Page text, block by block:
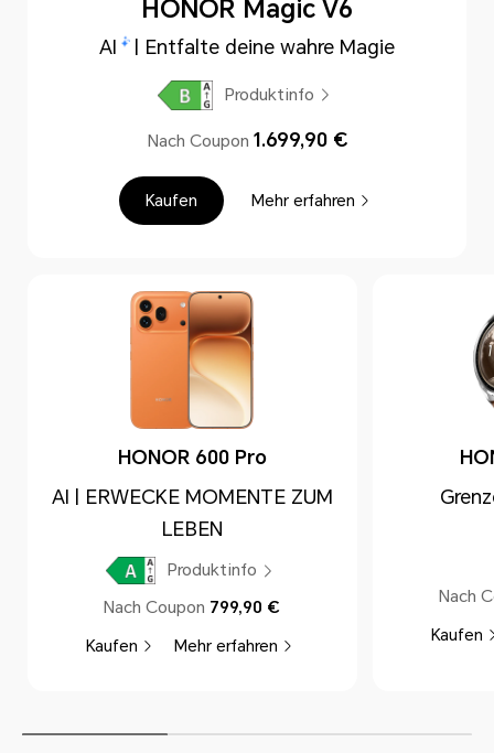
HONOR Magic V6
AI | Entfalte deine wahre Magie
Produktinfo
Nach Coupon 1.699,90 €
Kaufen Mehr erfahren
HONOR 600 Pro
AI | ERWECKE MOMENTE ZUM
LEBEN
Produktinfo
Nach Coupon 799,90 €
Kaufen Mehr erfahren
Nach
Kaufen